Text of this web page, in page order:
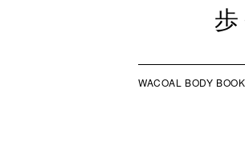
歩
WACOAL BODY BOOK